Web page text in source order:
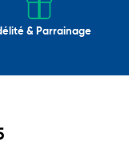
& Parrainage